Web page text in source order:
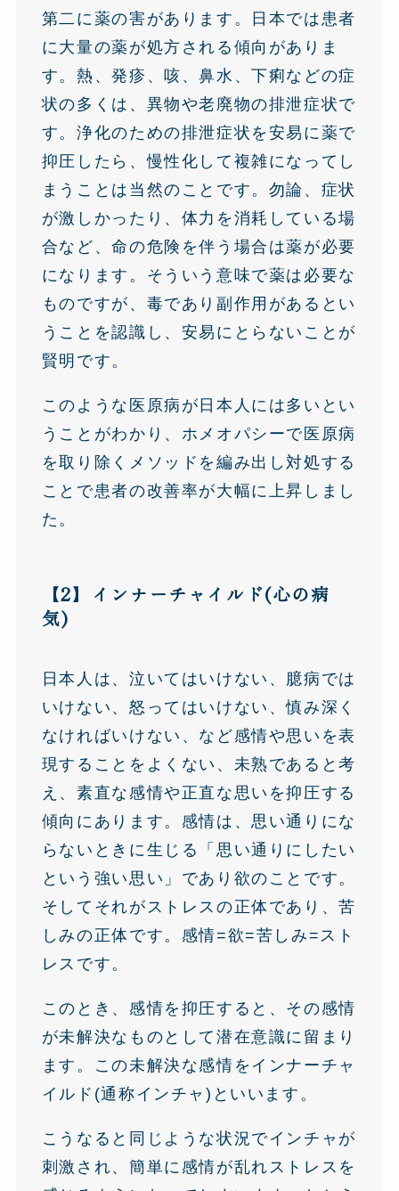
第二に薬の害があります。日本では患者
に大量の薬が処方される傾向がありま
す。熱、発疹、咳、鼻水、下痢などの症
状の多くは、異物や老廃物の排泄症状で
す。浄化のための排泄症状を安易に薬で
抑圧したら、慢性化して複雑になってし
まうことは当然のことです。勿論、症状
が激しかったり、体力を消耗している場
合など、命の危険を伴う場合は薬が必要
になります。そういう意味で薬は必要な
ものですが、毒であり副作用があるとい
うことを認識し、安易にとらないことが
賢明です。
このような医原病が日本人には多いとい
うことがわかり、ホメオパシーで医原病
を取り除くメソッドを編み出し対処する
ことで患者の改善率が大幅に上昇しまし
た。
【2】インナーチャイルド(心の病
気)
日本人は、泣いてはいけない、臆病では
いけない、怒ってはいけない、慎み深く
なければいけない、など感情や思いを表
現することをよくない、未熟であると考
え、素直な感情や正直な思いを抑圧する
傾向にあります。感情は、思い通りにな
らないときに生じる「思い通りにしたい
という強い思い」であり欲のことです。
そしてそれがストレスの正体であり、苦
しみの正体です。感情=欲=苦しみ=スト
レスです。
このとき、感情を抑圧すると、その感情
が未解決なものとして潜在意識に留まり
ます。この未解決な感情をインナーチャ
イルド(通称インチャ)といいます。
こうなると同じような状況でインチャが
刺激され、簡単に感情が乱れストレスを